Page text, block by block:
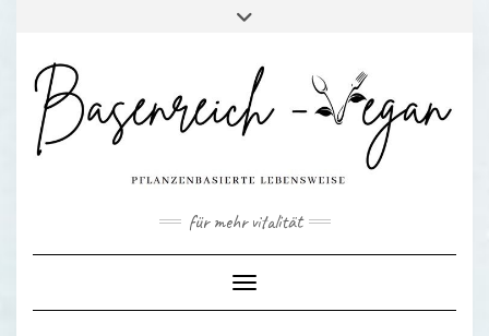
content
für mehr vitalität
Toggle Navigation